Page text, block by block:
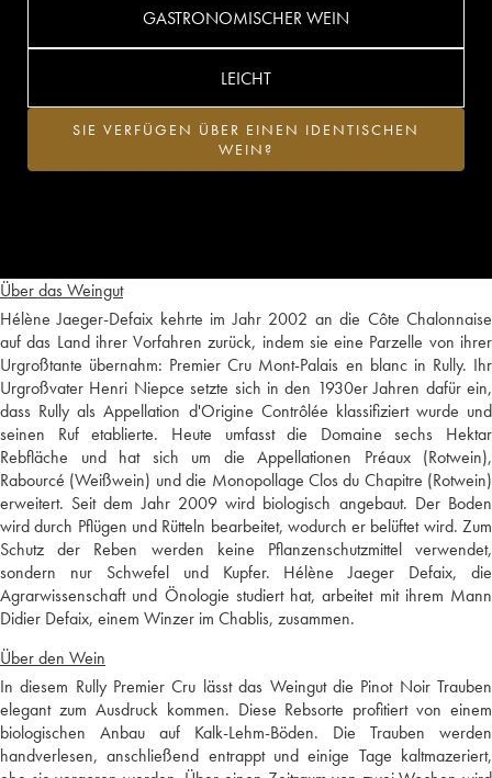
Über das Weingut
Hélène Jaeger-Defaix kehrte im Jahr 2002 an die Côte Chalonnaise
auf das Land ihrer Vorfahren zurück, indem sie eine Parzelle von ihrer
Urgroßtante übernahm: Premier Cru Mont-Palais en blanc in Rully. Ihr
Urgroßvater Henri Niepce setzte sich in den 1930er Jahren dafür ein,
dass Rully als Appellation d'Origine Contrôlée klassifiziert wurde und
seinen Ruf etablierte. Heute umfasst die Domaine sechs Hektar
Rebfläche und hat sich um die Appellationen Préaux (Rotwein),
Rabourcé (Weißwein) und die Monopollage Clos du Chapitre (Rotwein)
erweitert. Seit dem Jahr 2009 wird biologisch angebaut. Der Boden
wird durch Pflügen und Rütteln bearbeitet, wodurch er belüftet wird. Zum
Schutz der Reben werden keine Pflanzenschutzmittel verwendet,
sondern nur Schwefel und Kupfer. Hélène Jaeger Defaix, die
Agrarwissenschaft und Önologie studiert hat, arbeitet mit ihrem Mann
Didier Defaix, einem Winzer im Chablis, zusammen.
Über den Wein
In diesem Rully Premier Cru lässt das Weingut die Pinot Noir Trauben
elegant zum Ausdruck kommen. Diese Rebsorte profitiert von einem
biologischen Anbau auf Kalk-Lehm-Böden. Die Trauben werden
handverlesen, anschließend entrappt und einige Tage kaltmazeriert,
GASTRONOMISCHER WEIN
LEICHT
SIE VERFÜGEN ÜBER EINEN IDENTISCHEN
WEIN?